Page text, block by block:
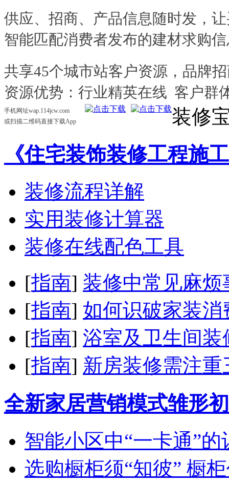
供应、招商、产品信息随时发，
智能匹配消费者发布的建材求购
共享45个城市站客户资源，品牌
资源优势：行业精英在线 客户群
手机网址wap.114jcw.com
或扫描二维码直接下载App
装修
《住宅装饰装修工程施
装修流程详解
实用装修计算器
装修在线配色工具
[指南] 装修中常见麻烦
[指南] 如何识破家装消
[指南] 浴室及卫生间
[指南] 新房装修需注重
全新家居营销模式雏形
智能小区中“一卡通”
选购橱柜须“知彼” 橱